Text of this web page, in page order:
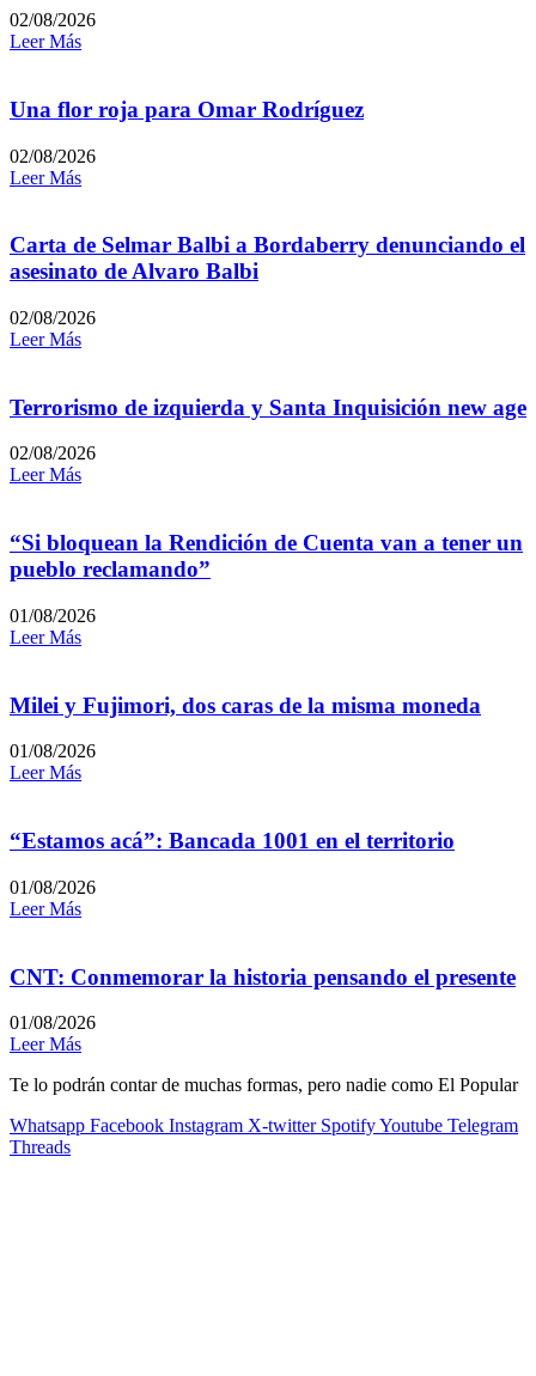
02/08/2026
Leer Más
Una flor roja para Omar Rodríguez
02/08/2026
Leer Más
Carta de Selmar Balbi a Bordaberry denunciando el
asesinato de Alvaro Balbi
02/08/2026
Leer Más
Terrorismo de izquierda y Santa Inquisición new age
02/08/2026
Leer Más
“Si bloquean la Rendición de Cuenta van a tener un
pueblo reclamando”
01/08/2026
Leer Más
Milei y Fujimori, dos caras de la misma moneda
01/08/2026
Leer Más
“Estamos acá”: Bancada 1001 en el territorio
01/08/2026
Leer Más
CNT: Conmemorar la historia pensando el presente
01/08/2026
Leer Más
Te lo podrán contar de muchas formas, pero nadie como El Popular
Whatsapp Facebook Instagram X-twitter SpotifyYoutube Telegram
Threads